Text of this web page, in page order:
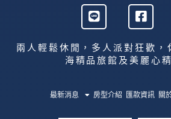
L
i
n
e
F
a
c
e
b
k
兩人輕鬆休閒，多人派對狂歡，
海精品旅館及美麗心
最新消息 房型介紹 匯款資訊 關